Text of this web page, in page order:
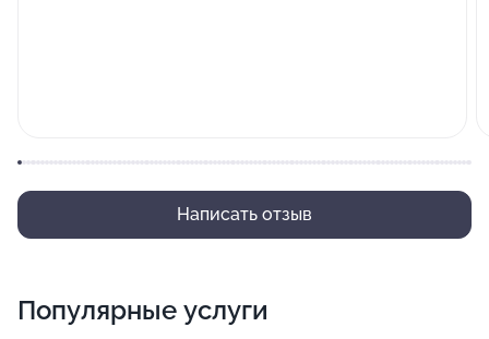
Написать отзыв
Популярные услуги